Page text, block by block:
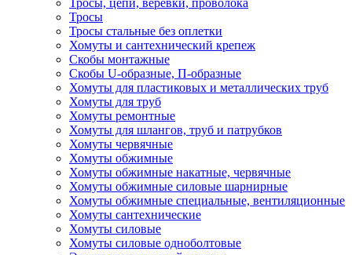
Тросы, цепи, веревки, проволока
Тросы
Тросы стальные без оплетки
Хомуты и сантехнический крепеж
Скобы монтажные
Скобы U-образные, П-образные
Хомуты для пластиковых и металлических труб
Хомуты для труб
Хомуты ремонтные
Хомуты для шлангов, труб и патрубков
Хомуты червячные
Хомуты обжимные
Хомуты обжимные накатные, червячные
Хомуты обжимные силовые шарнирные
Хомуты обжимные специальные, вентиляционные
Хомуты сантехнические
Хомуты силовые
Хомуты силовые одноболтовые